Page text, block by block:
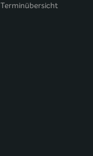
Terminübersicht